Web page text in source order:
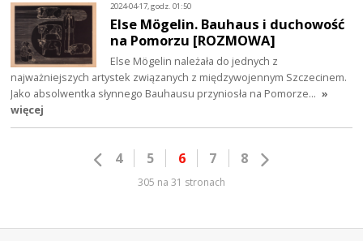
2024-04-17, godz. 01:50
Else Mögelin. Bauhaus i duchowość
na Pomorzu [ROZMOWA]
Else Mögelin należała do jednych z
najważniejszych artystek związanych z międzywojennym Szczecinem.
Jako absolwentka słynnego Bauhausu przyniosła na Pomorze… »
więcej
4 5 6 7 8
305 na 31 stronach